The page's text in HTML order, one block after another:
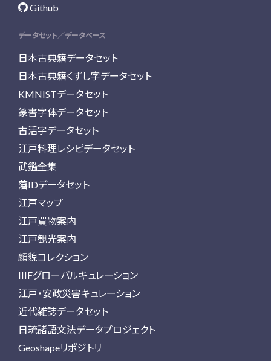
Github
データセット／データベース
日本古典籍データセット
日本古典籍くずし字データセット
KMNISTデータセット
篆書字体データセット
古活字データセット
江戸料理レシピデータセット
武鑑全集
藩IDデータセット
江戸マップ
江戸買物案内
江戸観光案内
顔貌コレクション
IIIFグローバルキュレーション
江戸・安政災害キュレーション
近代雑誌データセット
日琉諸語文法データプロジェクト
Geoshapeリポジトリ